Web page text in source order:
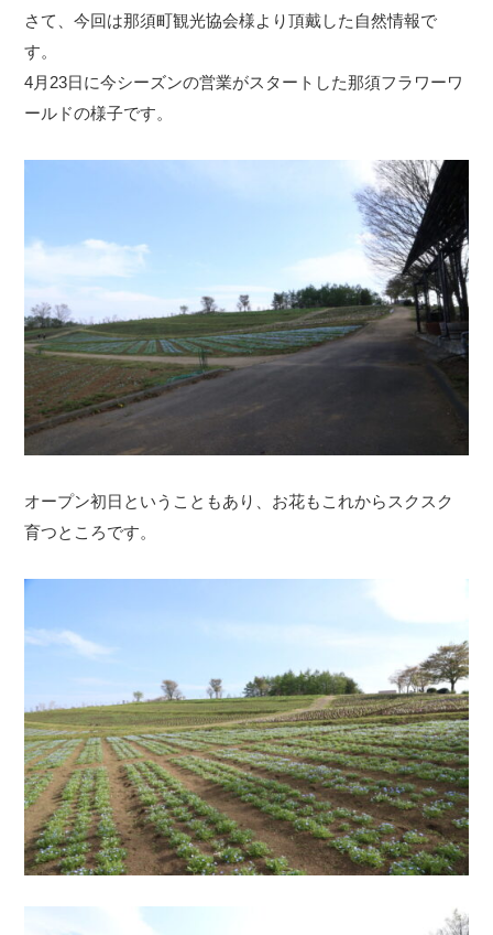
さて、今回は那須町観光協会様より頂戴した自然情報で
す。
4月23日に今シーズンの営業がスタートした那須フラワーワ
ールドの様子です。
オープン初日ということもあり、お花もこれからスクスク
育つところです。